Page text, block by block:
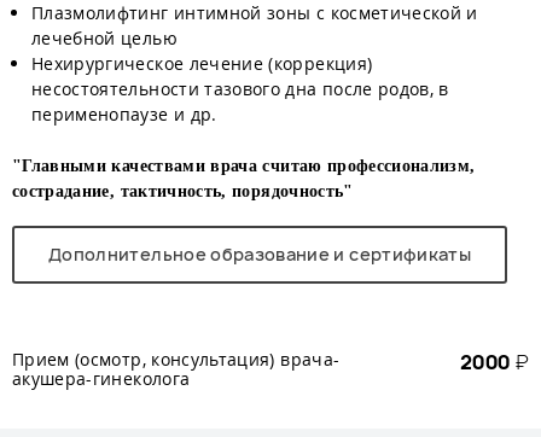
Плазмолифтинг интимной зоны с косметической и
лечебной целью
Нехирургическое лечение (коррекция)
несостоятельности тазового дна после родов, в
перименопаузе и др.
"Главными качествами врача считаю профессионализм,
сострадание, тактичность, порядочность"
Дополнительное образование и сертификаты
Прием (осмотр, консультация) врача-
акушера-гинеколога
2000 ₽